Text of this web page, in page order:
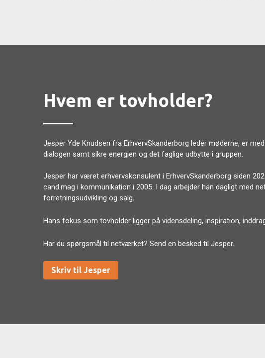
Hvem er tovholder?
Jesper Yde Knudsen fra ErhvervSkanderborg leder møderne, er
dialogen samt sikre energien og det faglige udbytte i gruppen.
Jesper har været erhvervskonsulent i ErhvervSkanderborg siden
cand.mag i kommunikation i 2005. I dag arbejder han dagligt med
forretningsudvikling og salg.
Hans fokus som tovholder ligger på vidensdeling, inspiration,
Har du spørgsmål til netværket? Send en besked til Jesper.
Skriv til Jesper